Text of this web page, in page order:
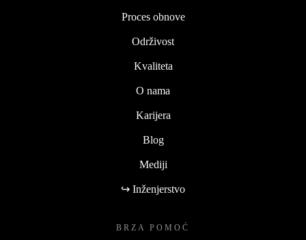
Proces obnove
Održivost
Kvaliteta
O nama
Karijera
Blog
Mediji
↪ Inženjerstvo
BRZA POMOĆ